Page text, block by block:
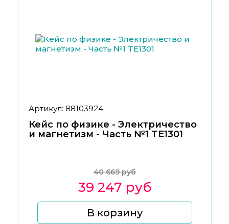
Артикул: 88103924
Кейс по физике - Электричество
и магнетизм - Часть №1 TE1301
40 669 руб
39 247 руб
В корзину